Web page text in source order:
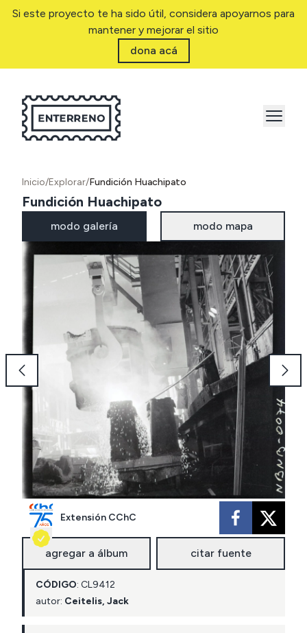
Si este proyecto te ha sido útil, considera apoyarnos para
mantener y mejorar el sitio
dona acá
Inicio/Explorar/Fundición Huachipato
Fundición Huachipato
modo galería modo mapa
Extensión CChC
agregar a álbum citar fuente
CÓDIGO: CL9412
autor: Ceitelis, Jack